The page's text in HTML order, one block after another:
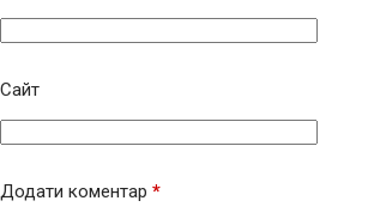
Сайт
Додати коментар *